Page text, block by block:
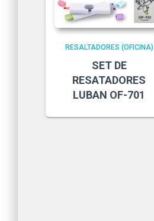
RESALTADORES (OFICINA)
SET DE
RESATADORES
LUBAN OF-701